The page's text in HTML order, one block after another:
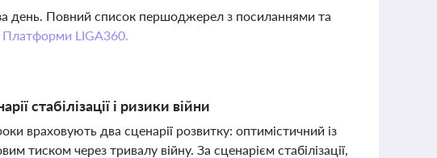
день. Повний список першоджерел з посиланнями та
Платформи LIGA360.
стабілізації і ризики війни
враховують два сценарії розвитку: оптимістичний із
тиском через тривалу війну. За сценарієм стабілізації,